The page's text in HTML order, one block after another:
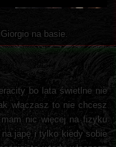
na basie.
bo lata świetlne nie
włączasz to nie chcesz
nic więcej na fizyku
japę i tylko kiedy sobie